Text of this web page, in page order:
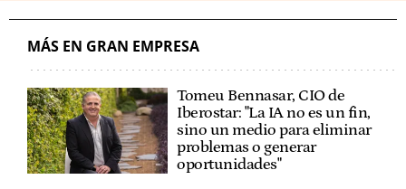
MÁS EN GRAN EMPRESA
Tomeu Bennasar, CIO de
Iberostar: "La IA no es un fin,
sino un medio para eliminar
problemas o generar
oportunidades"